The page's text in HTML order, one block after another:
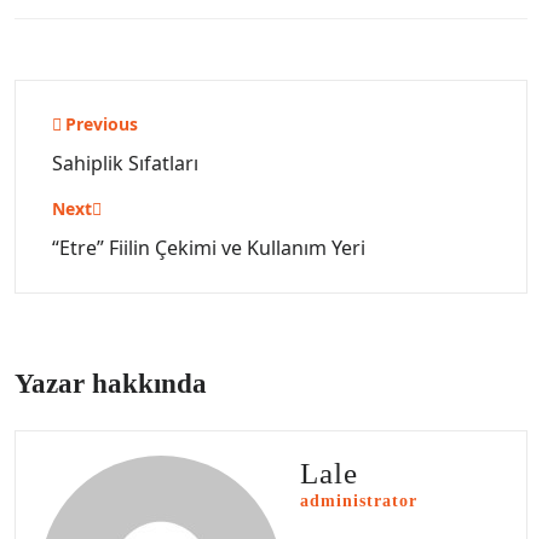
Yazı
gezinmesi
Previous
Sahiplik Sıfatları
Next
“Etre” Fiilin Çekimi ve Kullanım Yeri
Yazar hakkında
Lale
administrator